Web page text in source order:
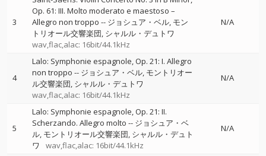
3
Op. 61: III. Molto moderato e maestoso –
Allegro non troppo -- ジョシュア・ベル モン
トリオール交響楽団 シャルル・デュトワ
wav,flac,alac: 16bit/44.1kHz
N/A
4
Lalo: Symphonie espagnole, Op. 21: I. Allegro
non troppo -- ジョシュア・ベル モントリオー
ル交響楽団 シャルル・デュトワ
wav,flac,alac: 16bit/44.1kHz
N/A
5
Lalo: Symphonie espagnole, Op. 21: II.
Scherzando. Allegro molto -- ジョシュア・ベ
ル モントリオール交響楽団 シャルル・デュト
ワ
wav,flac,alac: 16bit/44.1kHz
N/A